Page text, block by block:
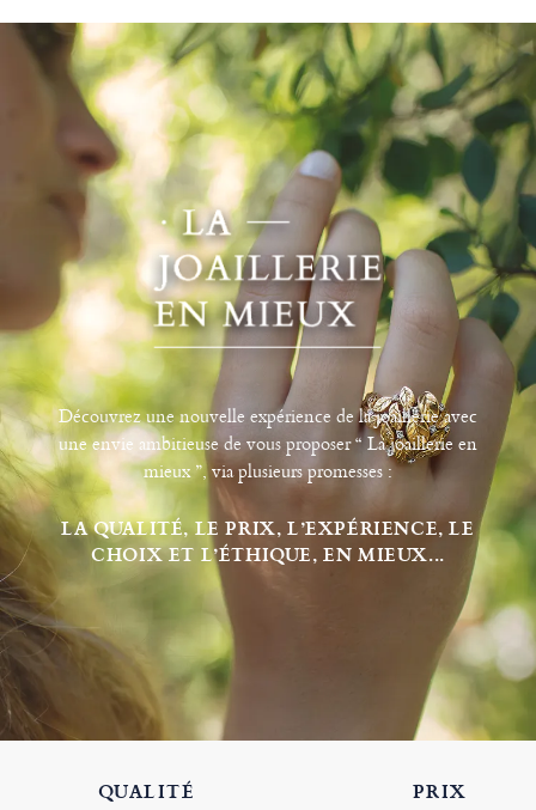
Découvrez une nouvelle expérience de la joaillerie avec
une envie ambitieuse de vous proposer “ La joaillerie en
mieux ”, via plusieurs promesses :
LA QUALITÉ, LE PRIX, L’EXPÉRIENCE, LE
CHOIX ET L’ÉTHIQUE, EN MIEUX...
QUALITÉ PRIX